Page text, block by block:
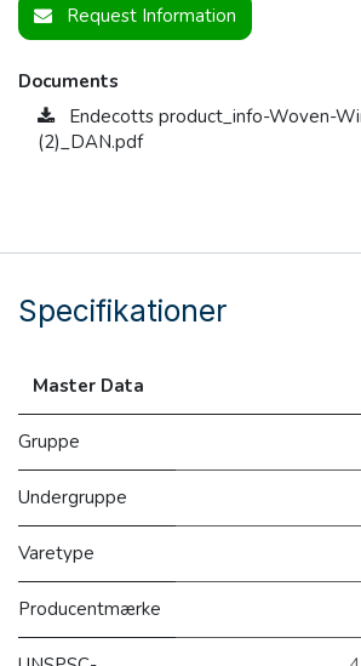
Request Information
Documents
Endecotts product_info-Woven-
(2)_DAN.pdf
Specifikationer
Master Data
Gruppe
Undergruppe
Varetype
Producentmærke